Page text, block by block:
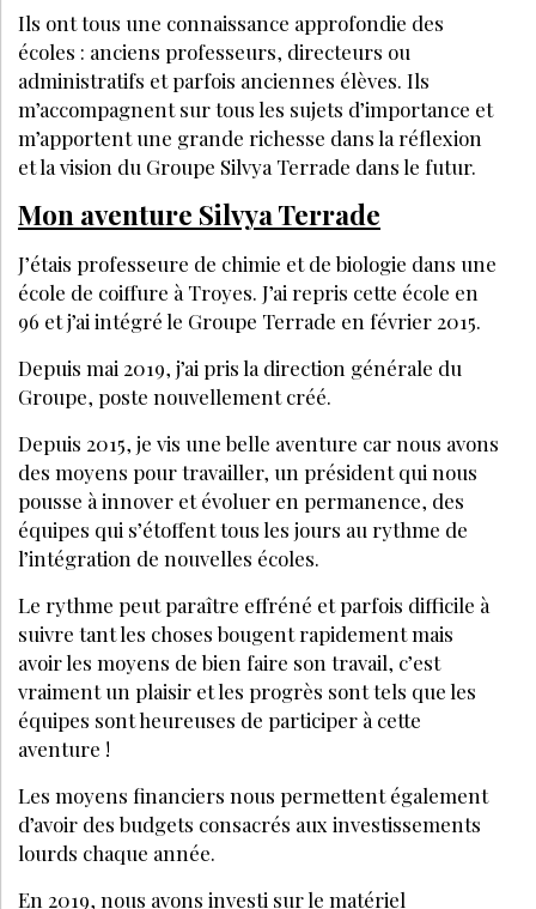
MÉDECINE ESTHÉTIQUE ET VIEILLISSEMENT CUTANÉ :
TENDANCES 2026 ENTRE MÉDECINE ESTHÉTIQUE
RÉGÉNÉRATIVE ET NATUREL
Inscrivez-vous à la Newsletter pour découvrir
des articles inédits et profiter de nos offres
exclusives
JE M’INSCRIS
LE MÉDIA DE RÉFÉRENCE DE LA BEAUTÉ ET DU BIEN-ÊTRE
SPA DE BEAUTÉ
CONGRÈS - EVÈNEMENTS